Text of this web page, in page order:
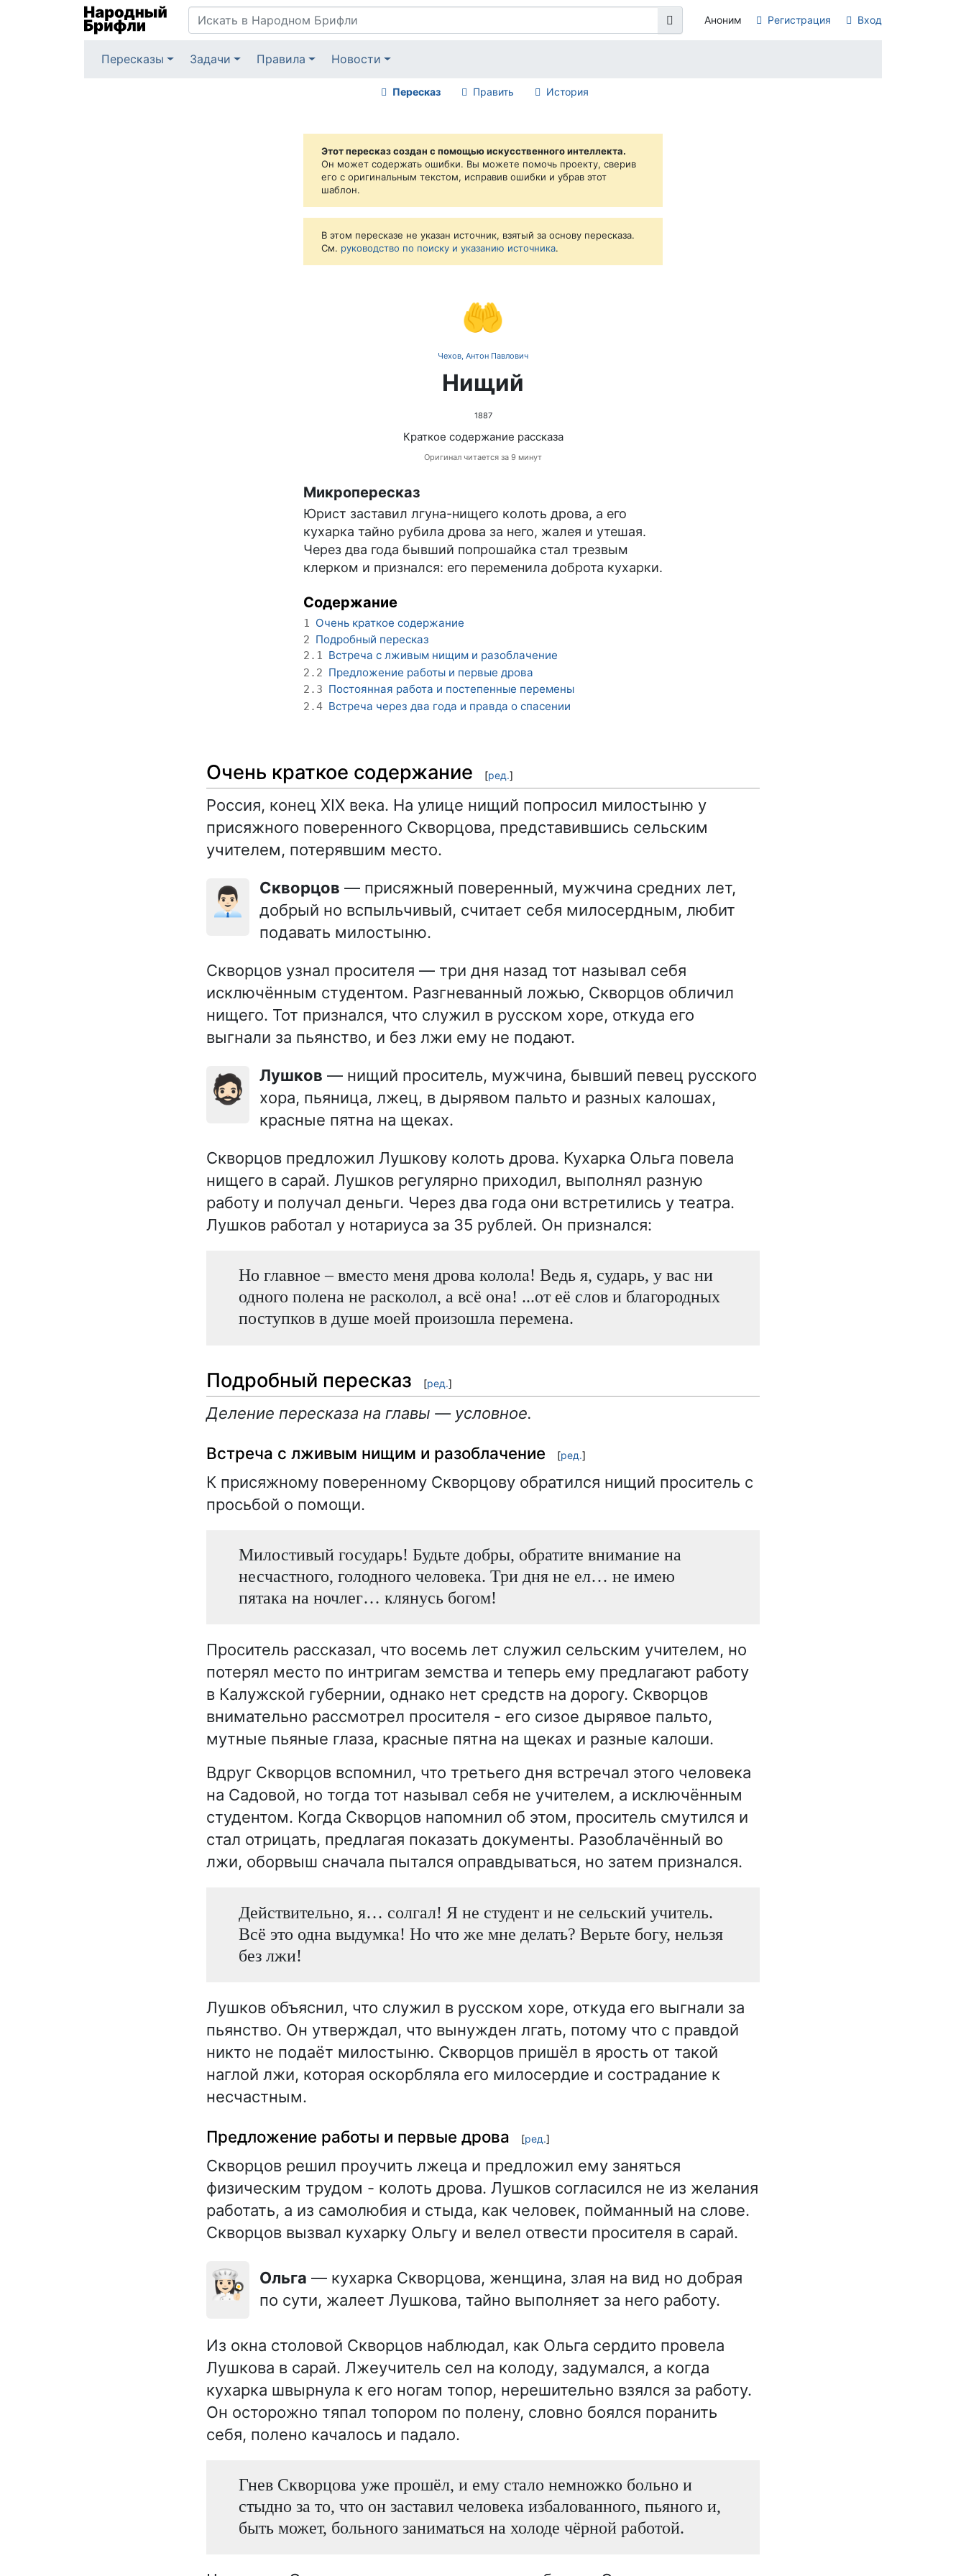
Аноним Регистрация Вход
Пересказы Задачи Правила Новости
Пересказ Править История
Этот пересказ создан с помощью искусственного интеллекта.
Он может содержать ошибки. Вы можете помочь проекту, сверив
его с оригинальным текстом, исправив ошибки и убрав этот
шаблон.
В этом пересказе не указан источник, взятый за основу пересказа.
См. руководство по поиску и указанию источника.
🤲
Чехов, Антон Павлович
Нищий
1887
Краткое содержание рассказа
Оригинал читается за 9 минут
Микропересказ
Юрист заставил лгуна-нищего колоть дрова, а его
кухарка тайно рубила дрова за него, жалея и утешая.
Через два года бывший попрошайка стал трезвым
клерком и признался: его переменила доброта кухарки.
Содержание
1 Очень краткое содержание
2 Подробный пересказ
2.1 Встреча с лживым нищим и разоблачение
2.2 Предложение работы и первые дрова
2.3 Постоянная работа и постепенные перемены
2.4 Встреча через два года и правда о спасении
Очень краткое содержание [ред.]
Россия, конец XIX века. На улице нищий попросил милостыню у
присяжного поверенного Скворцова, представившись сельским
учителем, потерявшим место.
👨🏻‍💼 Скворцов — присяжный поверенный, мужчина средних лет,
добрый но вспыльчивый, считает себя милосердным, любит
подавать милостыню.
Скворцов узнал просителя — три дня назад тот называл себя
исключённым студентом. Разгневанный ложью, Скворцов обличил
нищего. Тот признался, что служил в русском хоре, откуда его
выгнали за пьянство, и без лжи ему не подают.
🧔🏻 Лушков — нищий проситель, мужчина, бывший певец русского
хора, пьяница, лжец, в дырявом пальто и разных калошах,
красные пятна на щеках.
Скворцов предложил Лушкову колоть дрова. Кухарка Ольга повела
нищего в сарай. Лушков регулярно приходил, выполнял разную
работу и получал деньги. Через два года они встретились у театра.
Лушков работал у нотариуса за 35 рублей. Он признался:
Но главное – вместо меня дрова колола! Ведь я, сударь, у вас ни
одного полена не расколол, а всё она! ...от её слов и благородных
поступков в душе моей произошла перемена.
Подробный пересказ [ред.]
Деление пересказа на главы — условное.
Встреча с лживым нищим и разоблачение [ред.]
К присяжному поверенному Скворцову обратился нищий проситель с
просьбой о помощи.
Милостивый государь! Будьте добры, обратите внимание на
несчастного, голодного человека. Три дня не ел… не имею
пятака на ночлег… клянусь богом!
Проситель рассказал, что восемь лет служил сельским учителем, но
потерял место по интригам земства и теперь ему предлагают работу
в Калужской губернии, однако нет средств на дорогу. Скворцов
внимательно рассмотрел просителя - его сизое дырявое пальто,
мутные пьяные глаза, красные пятна на щеках и разные калоши.
Вдруг Скворцов вспомнил, что третьего дня встречал этого человека
на Садовой, но тогда тот называл себя не учителем, а исключённым
студентом. Когда Скворцов напомнил об этом, проситель смутился и
стал отрицать, предлагая показать документы. Разоблачённый во
лжи, оборвыш сначала пытался оправдываться, но затем признался.
Действительно, я… солгал! Я не студент и не сельский учитель.
Всё это одна выдумка! Но что же мне делать? Верьте богу, нельзя
без лжи!
Лушков объяснил, что служил в русском хоре, откуда его выгнали за
пьянство. Он утверждал, что вынужден лгать, потому что с правдой
никто не подаёт милостыню. Скворцов пришёл в ярость от такой
наглой лжи, которая оскорбляла его милосердие и сострадание к
несчастным.
Предложение работы и первые дрова [ред.]
Скворцов решил проучить лжеца и предложил ему заняться
физическим трудом - колоть дрова. Лушков согласился не из желания
работать, а из самолюбия и стыда, как человек, пойманный на слове.
Скворцов вызвал кухарку Ольгу и велел отвести просителя в сарай.
👩🏻‍🍳 Ольга — кухарка Скворцова, женщина, злая на вид но добрая
по сути, жалеет Лушкова, тайно выполняет за него работу.
Из окна столовой Скворцов наблюдал, как Ольга сердито провела
Лушкова в сарай. Лжеучитель сел на колоду, задумался, а когда
кухарка швырнула к его ногам топор, нерешительно взялся за работу.
Он осторожно тяпал топором по полену, словно боялся поранить
себя, полено качалось и падало.
Гнев Скворцова уже прошёл, и ему стало немножко больно и
стыдно за то, что он заставил человека избалованного, пьяного и,
быть может, больного заниматься на холоде чёрной работой.